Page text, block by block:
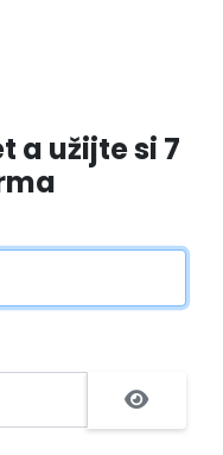
a užijte si 7